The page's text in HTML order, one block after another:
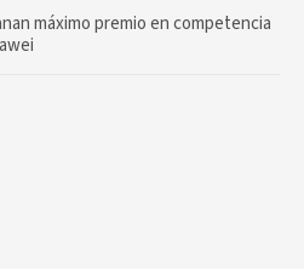
máximo premio en competencia